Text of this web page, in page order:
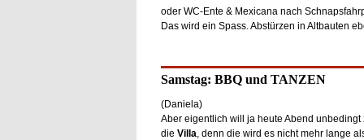
oder WC-Ente & Mexicana nach
Das wird ein Spass. Abstürzen in Altbauten
Samstag: BBQ und TANZEN
(Daniela)
Aber eigentlich will ja heute Abend
die Villa, denn die wird es nicht mehr lange